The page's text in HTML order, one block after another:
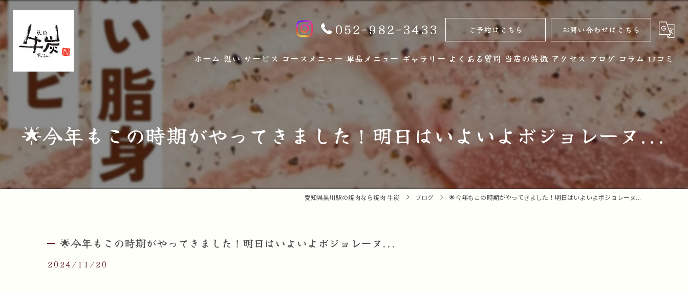
052-982-3433 ご予約はこちら お問い合わせはこちら
ホーム 想い サービス コースメニュー 単品メニュー ギャラリー よくある質問 当店の特徴
黒毛和牛
ノンアルコール
コース
デザート
アクセス ブログ コラム 口コミ
🌟今年もこの時期がやってきました！明日はいよいよボジョレーヌ...
愛知県黒川駅の焼肉なら焼肉 牛炭 ブログ 🌟今年もこの時期がやってきました！明日はいよいよボジョレーヌ...
🌟今年もこの時期がやってきました！明日はいよいよボジョレーヌ...
2024/11/20